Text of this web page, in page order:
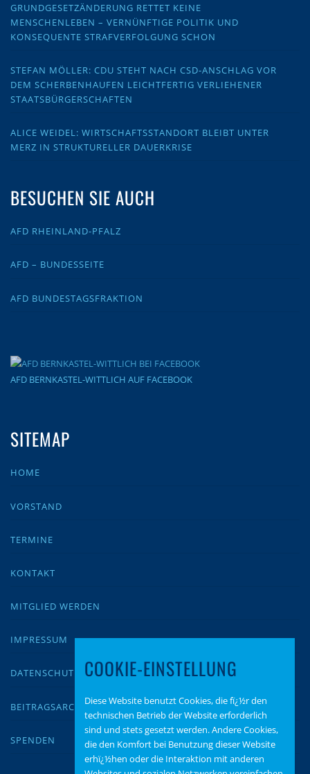
GRUNDGESETZÄNDERUNG RETTET KEINE
MENSCHENLEBEN – VERNÜNFTIGE POLITIK UND
KONSEQUENTE STRAFVERFOLGUNG SCHON
STEFAN MÖLLER: CDU STEHT NACH CSD-ANSCHLAG VOR
DEM SCHERBENHAUFEN LEICHTFERTIG VERLIEHENER
STAATSBÜRGERSCHAFTEN
ALICE WEIDEL: WIRTSCHAFTSSTANDORT BLEIBT UNTER
MERZ IN STRUKTURELLER DAUERKRISE
BESUCHEN SIE AUCH
AFD RHEINLAND-PFALZ
AFD – BUNDESSEITE
AFD BUNDESTAGSFRAKTION
AFD BERNKASTEL-WITTLICH AUF FACEBOOK
SITEMAP
HOME
VORSTAND
TERMINE
KONTAKT
MITGLIED WERDEN
IMPRESSUM
DATENSCHUTZ
BEITRAGSARCHIV
SPENDEN
COOKIE-EINSTELLUNG
Diese Website benutzt Cookies, die fï¿½r den
technischen Betrieb der Website erforderlich
sind und stets gesetzt werden. Andere Cookies,
die den Komfort bei Benutzung dieser Website
erhï¿½hen oder die Interaktion mit anderen